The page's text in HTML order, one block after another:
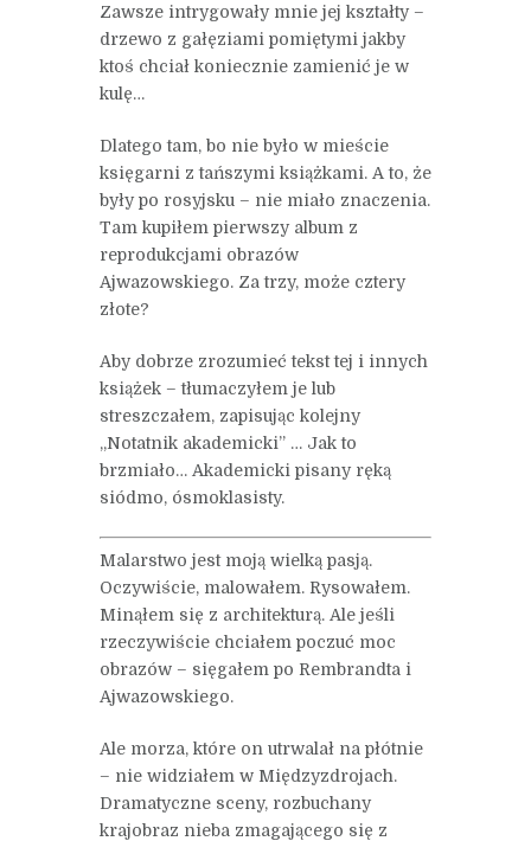
Zawsze intrygowały mnie jej kształty –
drzewo z gałęziami pomiętymi jakby
ktoś chciał koniecznie zamienić je w
kulę…
Dlatego tam, bo nie było w mieście
księgarni z tańszymi książkami. A to, że
były po rosyjsku – nie miało znaczenia.
Tam kupiłem pierwszy album z
reprodukcjami obrazów
Ajwazowskiego. Za trzy, może cztery
złote?
Aby dobrze zrozumieć tekst tej i innych
książek – tłumaczyłem je lub
streszczałem, zapisując kolejny
„Notatnik akademicki” … Jak to
brzmiało… Akademicki pisany ręką
siódmo, ósmoklasisty.
Malarstwo jest moją wielką pasją.
Oczywiście, malowałem. Rysowałem.
Minąłem się z architekturą. Ale jeśli
rzeczywiście chciałem poczuć moc
obrazów – sięgałem po Rembrandta i
Ajwazowskiego.
Ale morza, które on utrwalał na płótnie
– nie widziałem w Międzyzdrojach.
Dramatyczne sceny, rozbuchany
krajobraz nieba zmagającego się z